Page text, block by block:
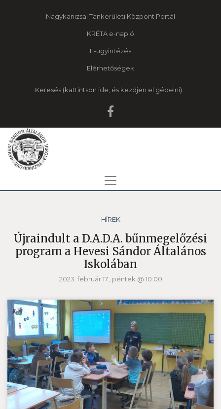
Nagykanizsai Tankerületi Központ Portál
KRÉTA e-napló
E-ügyintézés
Elérhetőségek
Keresés
HÍREK
Újraindult a D.A.D.A. bűnmegelőzési
program a Hevesi Sándor Általános
Iskolában
2023. február 17., péntek @ 10:00